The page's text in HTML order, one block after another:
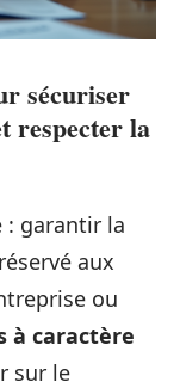
sécuriser
respecter la
: garantir la
aux
ou
à caractère
sur le